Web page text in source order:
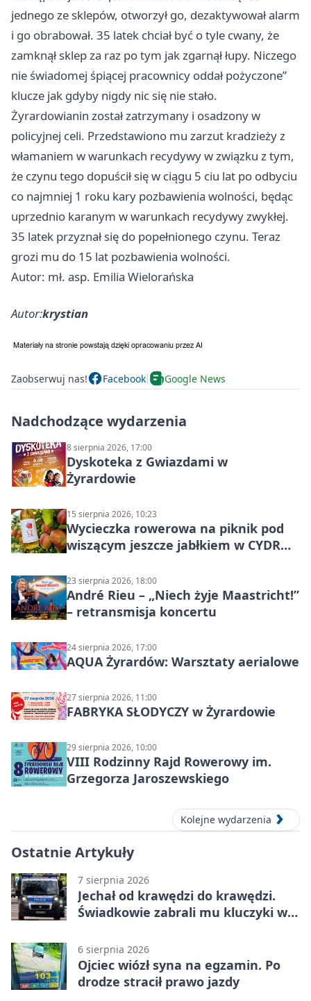
jednego ze sklepów, otworzył go, dezaktywował alarm
i go obrabował. 35 latek chciał być o tyle cwany, że
zamknął sklep za raz po tym jak zgarnął łupy. Niczego
nie świadomej śpiącej pracownicy oddał pożyczone”
klucze jak gdyby nigdy nic się nie stało.
Żyrardowianin został zatrzymany i osadzony w
policyjnej celi. Przedstawiono mu zarzut kradzieży z
włamaniem w warunkach recydywy w związku z tym,
że czynu tego dopuścił się w ciągu 5 ciu lat po odbyciu
co najmniej 1 roku kary pozbawienia wolności, będąc
uprzednio karanym w warunkach recydywy zwykłej.
35 latek przyznał się do popełnionego czynu. Teraz
grozi mu do 15 lat pozbawienia wolności.
Autor: mł. asp. Emilia Wielorańska
Autor:krystian
Zaobserwuj nas! Facebook Google News
Nadchodzące wydarzenia
8 sierpnia 2026, 17:00
Dyskoteka z Gwiazdami w
Żyrardowie
15 sierpnia 2026, 10:23
Wycieczka rowerowa na piknik pod
wiszącym jeszcze jabłkiem w CYDR
23 sierpnia 2026, 18:00
André Rieu – „Niech żyje Maastricht!”
– retransmisja koncertu
24 sierpnia 2026, 17:00
AQUA Żyrardów: Warsztaty aerialowe
27 sierpnia 2026, 11:00
FABRYKA SŁODYCZY w Żyrardowie
29 sierpnia 2026, 10:00
VIII Rodzinny Rajd Rowerowy im.
Grzegorza Jaroszewskiego
Kolejne wydarzenia
Ostatnie Artykuły
7 sierpnia 2026
Jechał od krawędzi do krawędzi.
Świadkowie zabrali mu kluczyki w
6 sierpnia 2026
Ojciec wiózł syna na egzamin. Po
drodze stracił prawo jazdy